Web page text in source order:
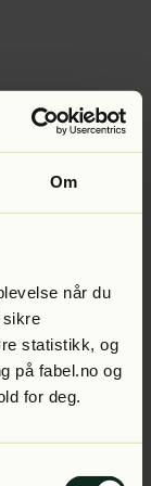
Om
når du
sikre
statistikk, og
på fabel.no og
for deg.